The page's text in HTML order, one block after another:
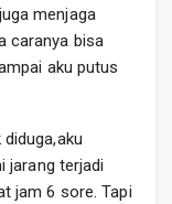
menjaga
caranya bisa
aku putus
jarang terjadi
jam 6 sore. Tapi